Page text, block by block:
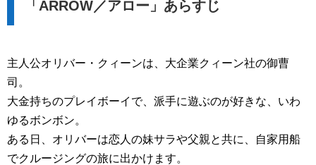
「ARROW／アロー」あらすじ
主人公オリバー・クィーンは、大企業クィーン社の御曹
司。
大金持ちのプレイボーイで、派手に遊ぶのが好きな、いわ
ゆるボンボン。
ある日、オリバーは恋人の妹サラや父親と共に、自家用船
でクルージングの旅に出かけます。